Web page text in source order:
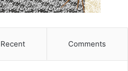
Recent Comments